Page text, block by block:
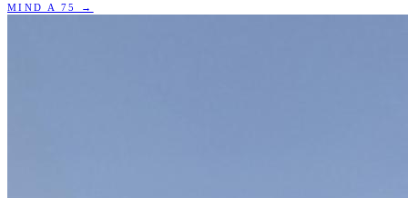
MIND A 75 →